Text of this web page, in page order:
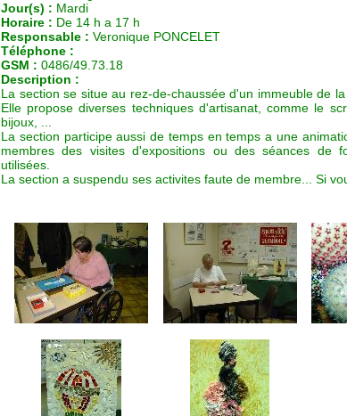
Jour(s) : Mardi
Horaire : De 14 h a 17 h
Responsable : Veronique PONCELET
Téléphone :
GSM : 0486/49.73.18
Description :
La section se situe au rez-de-chaussée d'un immeuble de
Elle propose diverses techniques d'artisanat, comme le
bijoux, ...
La section participe aussi de temps en temps a une
membres des visites d'expositions ou des séances de
utilisées.
La section a suspendu ses activites faute de membre... Si